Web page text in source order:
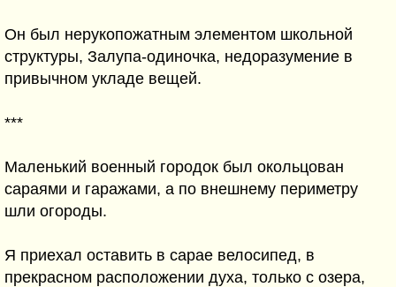
Он был нерукопожатным элементом школьной
структуры, Залупа-одиночка, недоразумение в
привычном укладе вещей.
***
Маленький военный городок был окольцован
сараями и гаражами, а по внешнему периметру
шли огороды.
Я приехал оставить в сарае велосипед, в
прекрасном расположении духа, только с озера,